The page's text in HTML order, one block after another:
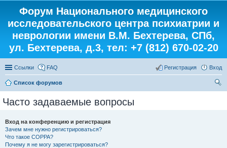
Форум Национального медицинского
исследовательского центра психиатрии и
неврологии имени В.М. Бехтерева, СПб,
ул. Бехтерева, д.3, тел: +7 (812) 670-02-20
Ссылки FAQ Вход
Регистрация
Список форумов
Часто задаваемые вопросы
Вход на конференцию и регистрация
Зачем мне нужно регистрироваться?
Что такое COPPA?
Почему я не могу зарегистрироваться?